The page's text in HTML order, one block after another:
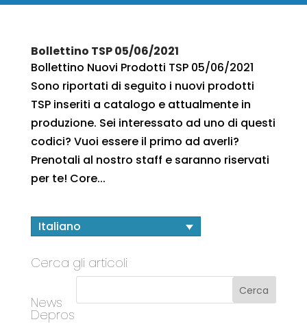
Bollettino TSP 05/06/2021
Bollettino Nuovi Prodotti TSP 05/06/2021
Sono riportati di seguito i nuovi prodotti
TSP inseriti a catalogo e attualmente in
produzione. Sei interessato ad uno di questi
codici? Vuoi essere il primo ad averli?
Prenotali al nostro staff e saranno riservati
per te! Core...
Italiano
Cerca gli articoli
News
Depros